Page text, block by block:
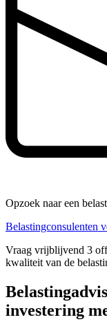
Opzoek naar een
Belastingconsulenten
Vraag vrijblijvend 3
kwaliteit van de
investering